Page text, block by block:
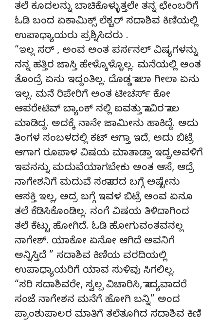
ತಲೆ ಕೂದಲನ್ನು ಬಾಚಿಕೊಳ್ಳುತ್ತಲೇ ತನ್ನ ಛೇಂಬರಿಗೆ
ಓಡಿ ಬಂದ ಏಕಾಮಿಕ್ಸ್ ಲೆಕ್ಚರ್ ಸದಾಶಿವ ಕಿಣಿಯಲ್ಲಿ
ಉಪಾಧ್ಯಾಯರು ಪ್ರಶ್ನಿಸಿದರು .
“ಇಲ್ಲ ಸರ್ , ಅಂವ ಅಂತ ಪರ್ಸನಲ್ ವಿಷ್ಯಗಳನ್ನು
ನನ್ನ ಹತ್ತಿರ ಜಾಸ್ತಿ ಹೇಳ್ಕೊಳ್ಳೊಲ್ಲ. ಮನೆಯಲ್ಲಿ ಅಂತ
ತೊಂದ್ರೆ ಏನು ಇದ್ದಂತಿಲ್ಲ. ದೊಡ್ಡ ಸಾಲಾ ಗೀಲಾ ಏನು
ಇಲ್ಲ. ಮನೆ ರಿಪೇರಿಗೆ ಅಂತ ಟೀಚರ್ಸ್ ಕೋ
ಆಪರೇಟಿವ್ ಬ್ಯಾಂಕ್ ನಲ್ಲಿ ಐವತ್ತು ಸಾವಿರ ಸಾಲ
ಮಾಡಿದ್ದ. ಅದಕ್ಕೆ ನಾನೇ ಜಾಮೀನು ಹಾಕಿದ್ದೆ. ಅದು
ತಿಂಗಳ ಸಂಬಳದಲ್ಲಿ ಕಟ್ ಆಗ್ತಾ ಇದೆ, ಅದು ಬಿಟ್ರೆ
ಆಗಾಗ ರೂಪಾಳ ವಿಷಯ ಮಾತಾಡ್ತಾ ಇದ್ದ,ಅವಳಿಗೆ
ಇವನನ್ನು ಮದುವೆಯಾಗಬೇಕು ಅಂತ ಆಸೆ, ಆದ್ರೆ
ನಾಗೇಶನಿಗೆ ಮದುವೆ ಸಂಸಾರದ ಬಗ್ಗೆ ಅಷ್ಟೇನು
ಆಸಕ್ತಿ ಇಲ್ಲ, ಅದ್ರ ಬಗ್ಗೆ ಇವಳ ಬಿಟ್ರೆ ಅಂವ ಏನೂ
ತಲೆ ಕೆಡಿಸಿಕೊಂಡಿಲ್ಲ. ನಂಗೆ ವಿಷಯ ತಿಳಿದಾಗಿಂದ
ತಲೆ ಕೆಟ್ಟು ಹೋಗಿದೆ. ಓಡಿ ಹೋಗುವಂತವನಲ್ಲ
ನಾಗೇಶ್. ಯಾಕೋ ಏನೋ ಆಗಿದೆ ಅವನಿಗೆ
ಅನ್ನಿಸ್ತಿದೆ ” ಸದಾಶಿವ ಕಿಣಿಯ ವರದಿಯಲ್ಲಿ
ಉಪಾಧ್ಯಾಯರಿಗೆ ಯಾವ ಸುಳಿವು ಸಿಗಲಿಲ್ಲ.
“ಸರಿ ಸದಾಶಿವರೇ, ಸ್ವಲ್ಪ ವಿಚಾರಿಸಿ, ಸಾದ್ಯವಾದರೆ
ಸಂಜೆ ನಾಗೇಶನ ಮನೆಗೆ ಹೋಗಿ ಬನ್ನಿ” ಅಂದ
ಪ್ರಾಂಶುಪಾಲರ ಮಾತಿಗೆ ತಲೆತೂಗಿದ ಸದಾಶಿವ ಕಿಣಿ